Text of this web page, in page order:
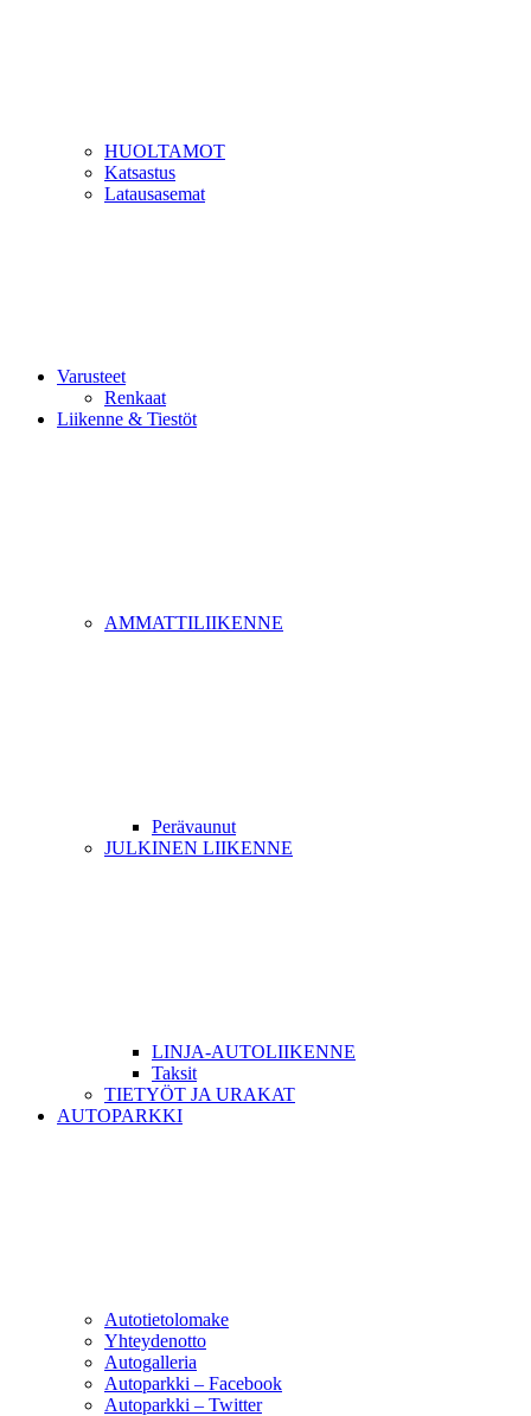
HUOLTAMOT
Katsastus
Latausasemat
Varusteet
Renkaat
Liikenne & Tiestöt
AMMATTILIIKENNE
Perävaunut
JULKINEN LIIKENNE
LINJA-AUTOLIIKENNE
Taksit
TIETYÖT JA URAKAT
AUTOPARKKI
Autotietolomake
Yhteydenotto
Autogalleria
Autoparkki – Facebook
Autoparkki – Twitter